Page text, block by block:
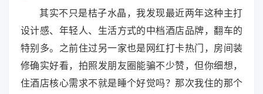
其实不只是桔子水晶，我发现最近两年这种主打
设计感、年轻人、生活方式的中档酒店品牌，翻车的
特别多。之前住过另一家也是网红打卡热门，房间装
修确实好看，拍照发朋友圈能骗不少赞，但你细想，
住酒店核心需求不就是睡个好觉吗？那次我住的那个